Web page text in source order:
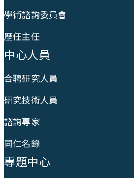
學術諮詢委員會
歷任主任
中心人員
合聘研究人員
研究技術人員
諮詢專家
同仁名錄
專題中心